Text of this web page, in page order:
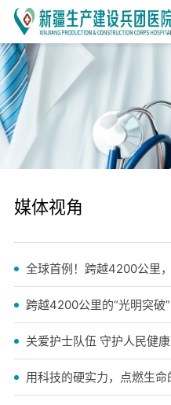
媒体视角
关爱护士队伍 守护人民健康